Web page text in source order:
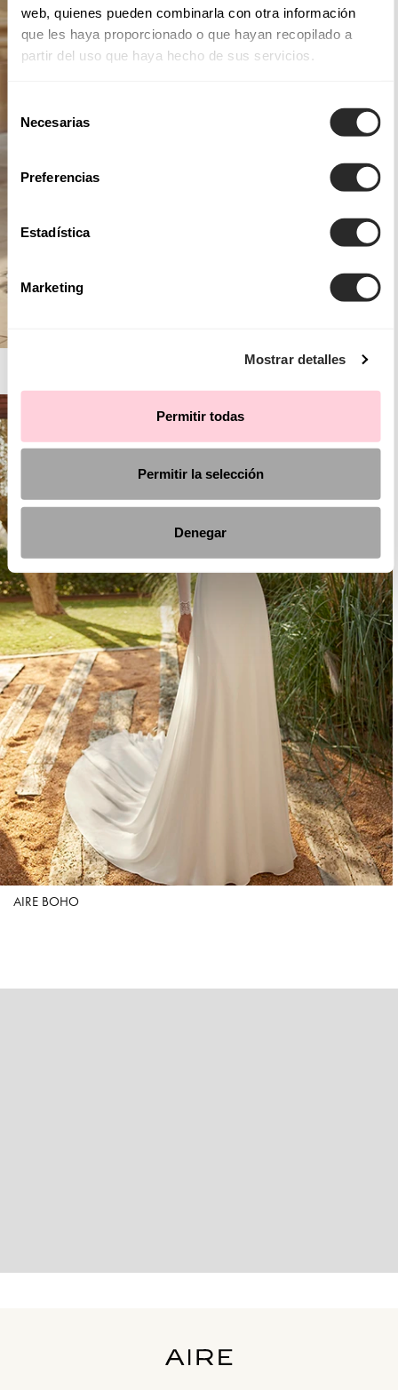
web, quienes pueden combinarla con otra información
que les haya proporcionado o que hayan recopilado a
partir del uso que haya hecho de sus servicios.
Necesarias
Preferencias
Estadística
Marketing
Mostrar detalles
Permitir todas
Permitir la selección
Denegar
AIRE BOHO